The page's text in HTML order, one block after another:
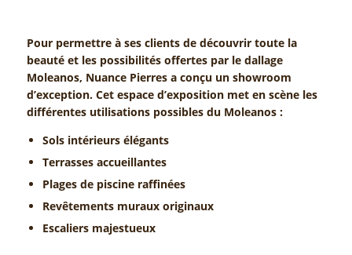
Pour permettre à ses clients de découvrir toute la
beauté et les possibilités offertes par le dallage
Moleanos, Nuance Pierres a conçu un showroom
d’exception. Cet espace d’exposition met en scène les
différentes utilisations possibles du Moleanos :
Sols intérieurs élégants
Terrasses accueillantes
Plages de piscine raffinées
Revêtements muraux originaux
Escaliers majestueux